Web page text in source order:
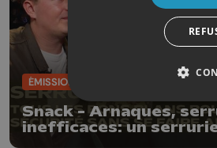
ÉMISSIONS
Snack - Arnaques,
inefficaces: un